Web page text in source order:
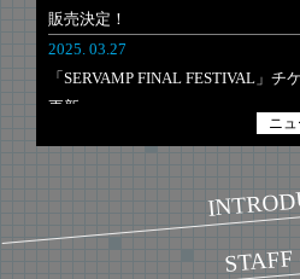
販売決定！
2025. 03.27
「SERVAMP FINAL FESTIVAL」チ
更新
ケット最速先行が3/3(月)より受付
ニ